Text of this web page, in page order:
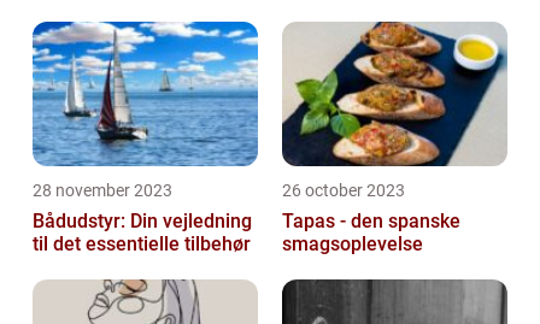
28 november 2023
Bådudstyr: Din vejledning
til det essentielle tilbehør
26 october 2023
Tapas - den spanske
smagsoplevelse